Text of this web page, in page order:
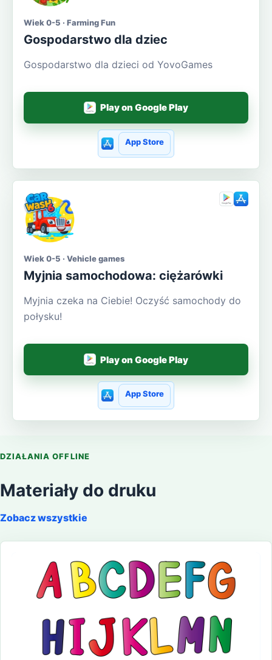
Wiek 0-5 · Farming Fun
Gospodarstwo dla dziec
Gospodarstwo dla dzieci od YovoGames
Play on Google Play
App Store
Wiek 0-5 · Vehicle games
Myjnia samochodowa: ciężarówki
Myjnia czeka na Ciebie! Oczyść samochody do
połysku!
Play on Google Play
App Store
DZIAŁANIA OFFLINE
Materiały do druku
Zobacz wszystkie